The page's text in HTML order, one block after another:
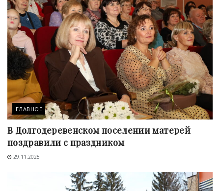
ГЛАВНОЕ
В Долгодеревенском поселении матерей
поздравили с праздником
29.11.2025